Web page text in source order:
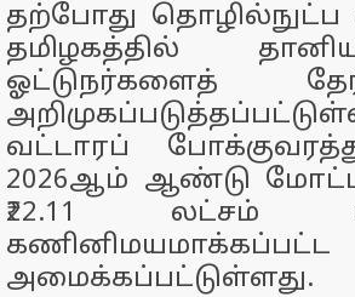
தற்போது தொழில்நுட்ப
தமிழகத்தில்
ஓட்டுநர்களைத்
வட்டாரப்
2026ஆம் ஆண்டு
₹22.11 லட்சம்
அமைக்கப்பட்டுள்ளது.